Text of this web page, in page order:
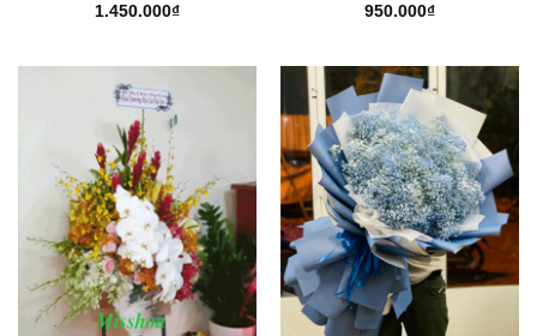
1.450.000₫
950.000₫